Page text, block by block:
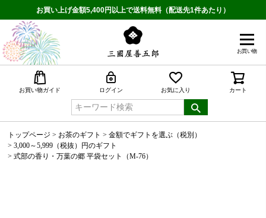
お買い上げ金額5,400円以上で送料無料（配送先1件あたり）
お買い物
お買い物ガイド ログイン お気に入り カート
トップページ お茶のギフト
金額でギフトを選ぶ（税別）
3,000～5,999（税抜）円のギフト
式部の香り・万葉の郷 平袋セット（M-76）